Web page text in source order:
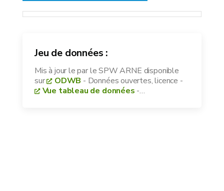
Jeu de données :
Mis à jour lepar le SPW ARNE disponible
sur
ODWB - Données ouvertes, licence -
Vue tableau de données -